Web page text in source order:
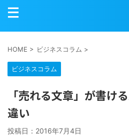
HOME > ビジネスコラム >
ビジネスコラム
「売れる文章」が書け
違い
投稿日： 2016年7月4日